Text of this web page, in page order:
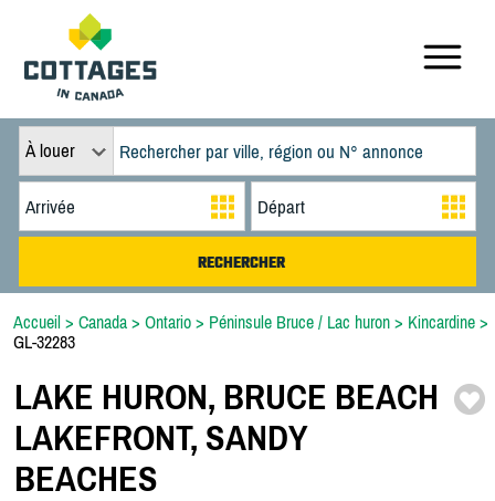
À louer
Accueil > Canada > Ontario > Péninsule Bruce / Lac huron > Kincardine >
GL-32283
LAKE HURON, BRUCE BEACH
LAKEFRONT, SANDY
BEACHES